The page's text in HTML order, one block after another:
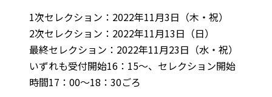
1次セレクション：2022年11月3日（木・祝）
2次セレクション：2022年11月13日（日）
最終セレクション：2022年11月23日（水・祝）
いずれも受付開始16：15～、セレクション開始
時間17：00～18：30ごろ